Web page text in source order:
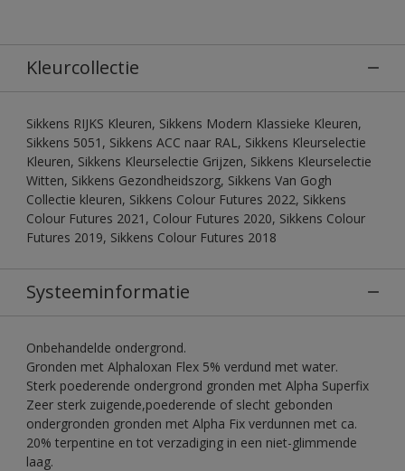
Kleurcollectie
Sikkens RIJKS Kleuren, Sikkens Modern Klassieke Kleuren,
Sikkens 5051, Sikkens ACC naar RAL, Sikkens Kleurselectie
Kleuren, Sikkens Kleurselectie Grijzen, Sikkens Kleurselectie
Witten, Sikkens Gezondheidszorg, Sikkens Van Gogh
Collectie kleuren, Sikkens Colour Futures 2022, Sikkens
Colour Futures 2021, Colour Futures 2020, Sikkens Colour
Futures 2019, Sikkens Colour Futures 2018
Systeeminformatie
Onbehandelde ondergrond.
Gronden met Alphaloxan Flex 5% verdund met water.
Sterk poederende ondergrond gronden met Alpha Superfix
Zeer sterk zuigende,poederende of slecht gebonden
ondergronden gronden met Alpha Fix verdunnen met ca.
20% terpentine en tot verzadiging in een niet-glimmende
laag.